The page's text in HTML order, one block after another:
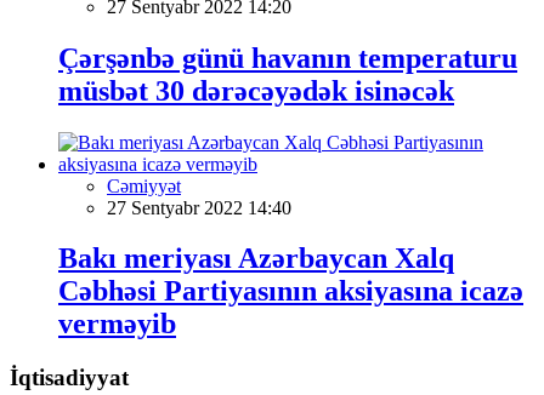
27 Sentyabr 2022 14:20
Çərşənbə günü havanın temperaturu
müsbət 30 dərəcəyədək isinəcək
Cəmiyyət
27 Sentyabr 2022 14:40
Bakı meriyası Azərbaycan Xalq
Cəbhəsi Partiyasının aksiyasına icazə
verməyib
İqtisadiyyat